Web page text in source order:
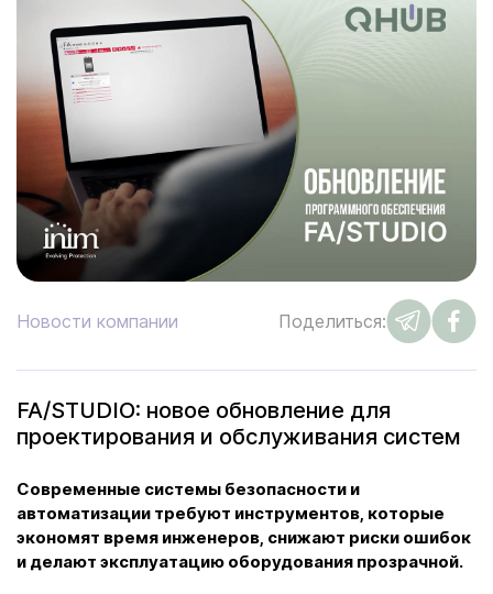
Новости компании Поделиться:
FA/STUDIO: новое обновление для
проектирования и обслуживания систем
Современные системы безопасности и
автоматизации требуют инструментов, которые
экономят время инженеров, снижают риски ошибок
и делают эксплуатацию оборудования прозрачной.